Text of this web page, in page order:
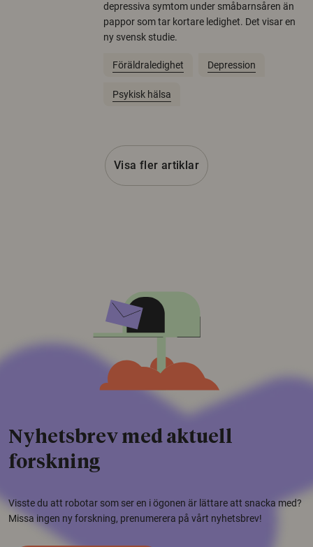
depressiva symtom under småbarnsåren än
pappor som tar kortare ledighet. Det visar en
ny svensk studie.
Föräldraledighet Depression
Psykisk hälsa
Visa fler artiklar
Nyhetsbrev med aktuell
forskning
Visste du att robotar som ser en i ögonen är lättare att snacka med?
Missa ingen ny forskning, prenumerera på vårt nyhetsbrev!